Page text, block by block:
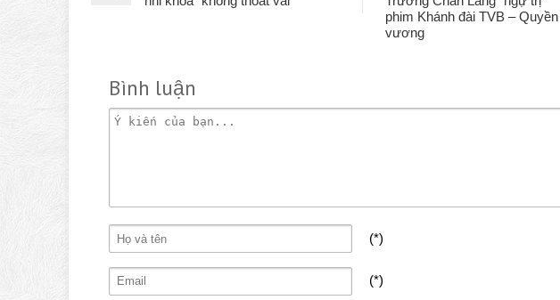
phim Khánh đài TVB – Quyền
vương
Bình luận
(*)
(*)